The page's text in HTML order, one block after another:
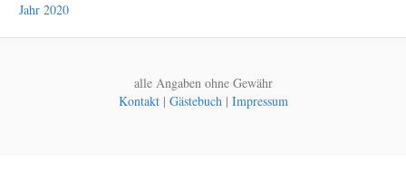
Jahr 2020
alle Angaben ohne Gewähr
Kontakt| Gästebuch| Impressum